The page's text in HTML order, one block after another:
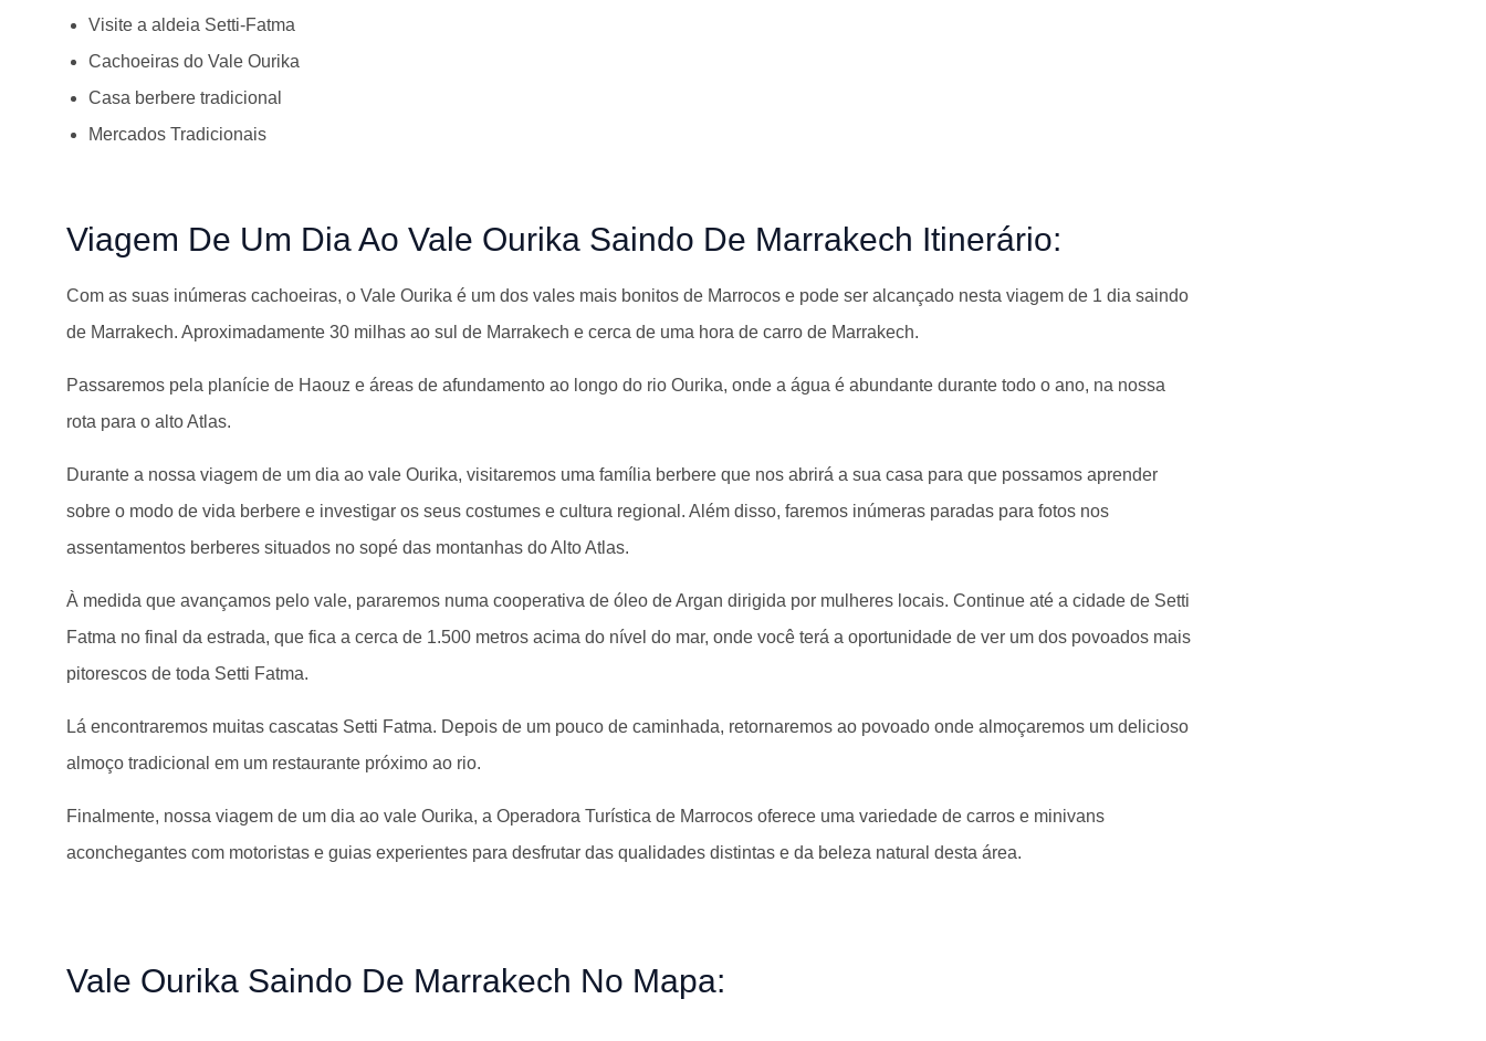
Visite a aldeia Setti-Fatma
Cachoeiras do Vale Ourika
Casa berbere tradicional
Mercados Tradicionais
Viagem De Um Dia Ao Vale Ourika Saindo De Marrakech Itinerário:
Com as suas inúmeras cachoeiras, o Vale Ourika é um dos vales mais bonitos de Marrocos e pode ser alcançado nesta viagem de 1 dia saindo
de Marrakech. Aproximadamente 30 milhas ao sul de Marrakech e cerca de uma hora de carro de Marrakech.
Passaremos pela planície de Haouz e áreas de afundamento ao longo do rio Ourika, onde a água é abundante durante todo o ano, na nossa
rota para o alto Atlas.
Durante a nossa viagem de um dia ao vale Ourika, visitaremos uma família berbere que nos abrirá a sua casa para que possamos aprender
sobre o modo de vida berbere e investigar os seus costumes e cultura regional. Além disso, faremos inúmeras paradas para fotos nos
assentamentos berberes situados no sopé das montanhas do Alto Atlas.
À medida que avançamos pelo vale, pararemos numa cooperativa de óleo de Argan dirigida por mulheres locais. Continue até a cidade de Setti
Fatma no final da estrada, que fica a cerca de 1.500 metros acima do nível do mar, onde você terá a oportunidade de ver um dos povoados mais
pitorescos de toda Setti Fatma.
Lá encontraremos muitas cascatas Setti Fatma. Depois de um pouco de caminhada, retornaremos ao povoado onde almoçaremos um delicioso
almoço tradicional em um restaurante próximo ao rio.
Finalmente, nossa viagem de um dia ao vale Ourika, a Operadora Turística de Marrocos oferece uma variedade de carros e minivans
aconchegantes com motoristas e guias experientes para desfrutar das qualidades distintas e da beleza natural desta área.
Vale Ourika Saindo De Marrakech No Mapa: